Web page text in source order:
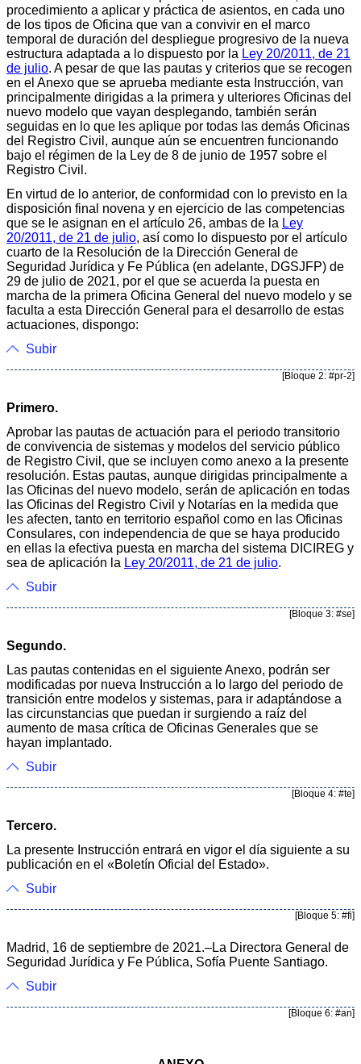
procedimiento a aplicar y práctica de asientos, en cada uno
de los tipos de Oficina que van a convivir en el marco
temporal de duración del despliegue progresivo de la nueva
estructura adaptada a lo dispuesto por la Ley 20/2011, de 21
de julio. A pesar de que las pautas y criterios que se recogen
en el Anexo que se aprueba mediante esta Instrucción, van
principalmente dirigidas a la primera y ulteriores Oficinas del
nuevo modelo que vayan desplegando, también serán
seguidas en lo que les aplique por todas las demás Oficinas
del Registro Civil, aunque aún se encuentren funcionando
bajo el régimen de la Ley de 8 de junio de 1957 sobre el
Registro Civil.
En virtud de lo anterior, de conformidad con lo previsto en la
disposición final novena y en ejercicio de las competencias
que se le asignan en el artículo 26, ambas de la Ley
20/2011, de 21 de julio, así como lo dispuesto por el artículo
cuarto de la Resolución de la Dirección General de
Seguridad Jurídica y Fe Pública (en adelante, DGSJFP) de
29 de julio de 2021, por el que se acuerda la puesta en
marcha de la primera Oficina General del nuevo modelo y se
faculta a esta Dirección General para el desarrollo de estas
actuaciones, dispongo:
Subir
[Bloque 2: #pr-2]
Primero.
Aprobar las pautas de actuación para el periodo transitorio
de convivencia de sistemas y modelos del servicio público
de Registro Civil, que se incluyen como anexo a la presente
resolución. Estas pautas, aunque dirigidas principalmente a
las Oficinas del nuevo modelo, serán de aplicación en todas
las Oficinas del Registro Civil y Notarías en la medida que
les afecten, tanto en territorio español como en las Oficinas
Consulares, con independencia de que se haya producido
en ellas la efectiva puesta en marcha del sistema DICIREG y
sea de aplicación la Ley 20/2011, de 21 de julio.
Subir
[Bloque 3: #se]
Segundo.
Las pautas contenidas en el siguiente Anexo, podrán ser
modificadas por nueva Instrucción a lo largo del periodo de
transición entre modelos y sistemas, para ir adaptándose a
las circunstancias que puedan ir surgiendo a raíz del
aumento de masa crítica de Oficinas Generales que se
hayan implantado.
Subir
[Bloque 4: #te]
Tercero.
La presente Instrucción entrará en vigor el día siguiente a su
publicación en el «Boletín Oficial del Estado».
Subir
[Bloque 5: #fi]
Madrid, 16 de septiembre de 2021.–La Directora General de
Seguridad Jurídica y Fe Pública, Sofía Puente Santiago.
Subir
[Bloque 6: #an]